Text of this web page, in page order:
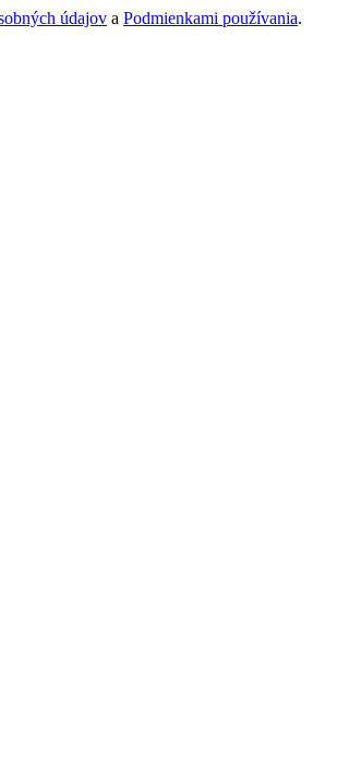
údajov a Podmienkami používania.